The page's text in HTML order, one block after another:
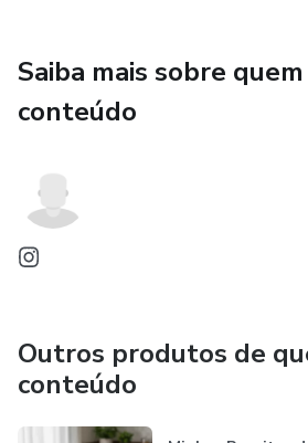
Saiba mais sobre
conteúdo
Outros produtos de
conteúdo